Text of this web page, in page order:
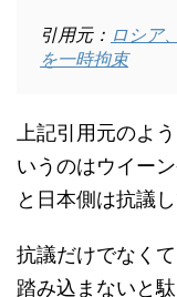
引用元： ロシア
を一時拘束
上記引用元のよ
いうのはウイー
と日本側は抗議
抗議だけでなく
踏み込まないと駄